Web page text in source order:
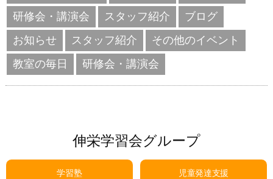
研修会・講演会
スタッフ紹介
ブログ
お知らせ
スタッフ紹介
その他のイベント
教室の毎日
研修会・講演会
伸栄学習会グループ
学習塾 児童発達支援